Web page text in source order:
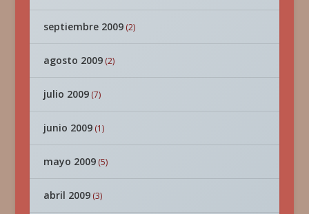
septiembre 2009(2)
agosto 2009(2)
julio 2009(7)
junio 2009(1)
mayo 2009(5)
abril 2009(3)